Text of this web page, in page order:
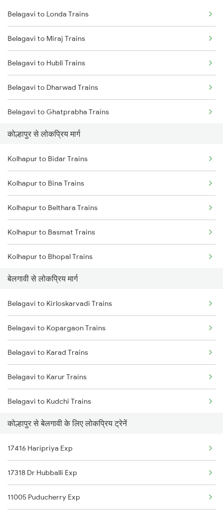
Kolhapur to Kirloskarvadi Trains
Belagavi to Londa Trains
Belagavi to Miraj Trains
Belagavi to Hubli Trains
Belagavi to Dharwad Trains
Belagavi to Ghatprabha Trains
Belagavi to Tholahunase Trains
Belagavi to Bengaluru Trains
Belagavi to Pune Trains
Belagavi to Kudchi Trains
Belagavi to Karad Trains
Belagavi to Raibag Trains
कोल्हापुर से लोकप्रिय मार्ग
Kolhapur to Bidar Trains
Kolhapur to Bina Trains
Kolhapur to Belthara Trains
Kolhapur to Basmat Trains
Kolhapur to Bhopal Trains
Kolhapur to Vadodara Trains
Kolhapur to Warthi Trains
Kolhapur to Varanasi Trains
Kolhapur to Bhusawal Trains
Kolhapur to Barshi Trains
बेलगावी से लोकप्रिय मार्ग
Belagavi to Kirloskarvadi Trains
Belagavi to Kopargaon Trains
Belagavi to Karad Trains
Belagavi to Karur Trains
Belagavi to Kudchi Trains
Belagavi to Londa Trains
Belagavi to Lonavala Trains
Belagavi to Dibbanadoddi Trains
Belagavi to Goa Trains
कोल्हापुर से बेलगावी के लिए लोकप्रिय ट्रेनें
17416 Haripriya Exp
17318 Dr Hubballi Exp
11005 Puducherry Exp